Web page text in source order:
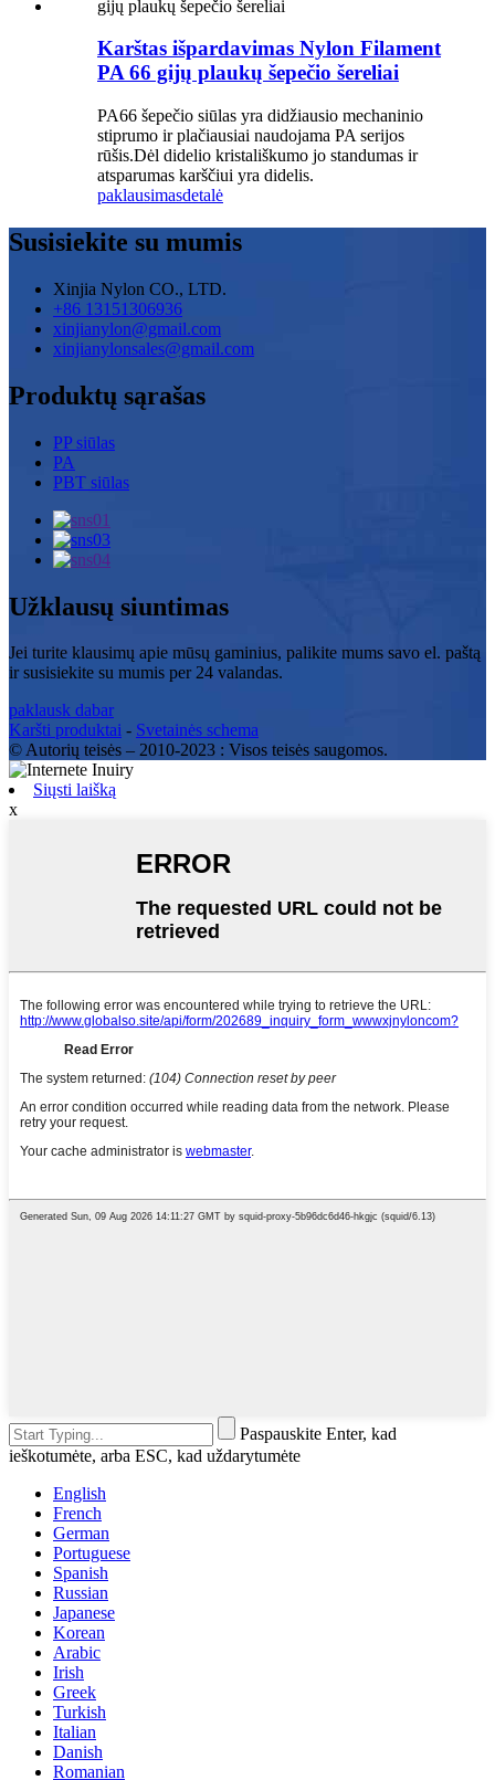
Karštas išpardavimas Nylon Filament
PA 66 gijų plaukų šepečio šereliai
PA66 šepečio siūlas yra didžiausio mechaninio
stiprumo ir plačiausiai naudojama PA serijos
rūšis.Dėl didelio kristališkumo jo standumas ir
atsparumas karščiui yra didelis.
paklausimasdetalė
Susisiekite su mumis
Xinjia Nylon CO., LTD.
+86 13151306936
xinjianylon@gmail.com
xinjianylonsales@gmail.com
Produktų sąrašas
PP siūlas
PA
PBT siūlas
Užklausų siuntimas
Jei turite klausimų apie mūsų gaminius, palikite mums savo el. paštą
ir susisiekite su mumis per 24 valandas.
paklausk dabar
Karšti produktai - Svetainės schema
© Autorių teisės – 2010-2023 : Visos teisės saugomos.
Siųsti laišką
x
Paspauskite Enter, kad
ieškotumėte, arba ESC, kad uždarytumėte
English
French
German
Portuguese
Spanish
Russian
Japanese
Korean
Arabic
Irish
Greek
Turkish
Italian
Danish
Romanian